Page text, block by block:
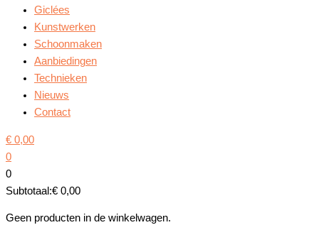
Giclées
Kunstwerken
Schoonmaken
Aanbiedingen
Technieken
Nieuws
Contact
€ 0,00
0
0
Subtotaal:€ 0,00
Geen producten in de winkelwagen.